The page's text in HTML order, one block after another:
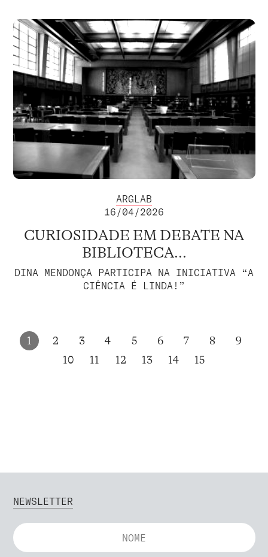
ARGLAB
16/04/2026
CURIOSIDADE EM DEBATE NA
BIBLIOTECA...
DINA MENDONÇA PARTICIPA NA INICIATIVA “A
CIÊNCIA É LINDA!”
1 2 3 4 5 6 7 8
9
10
11 12 13 14 15
NEWSLETTER